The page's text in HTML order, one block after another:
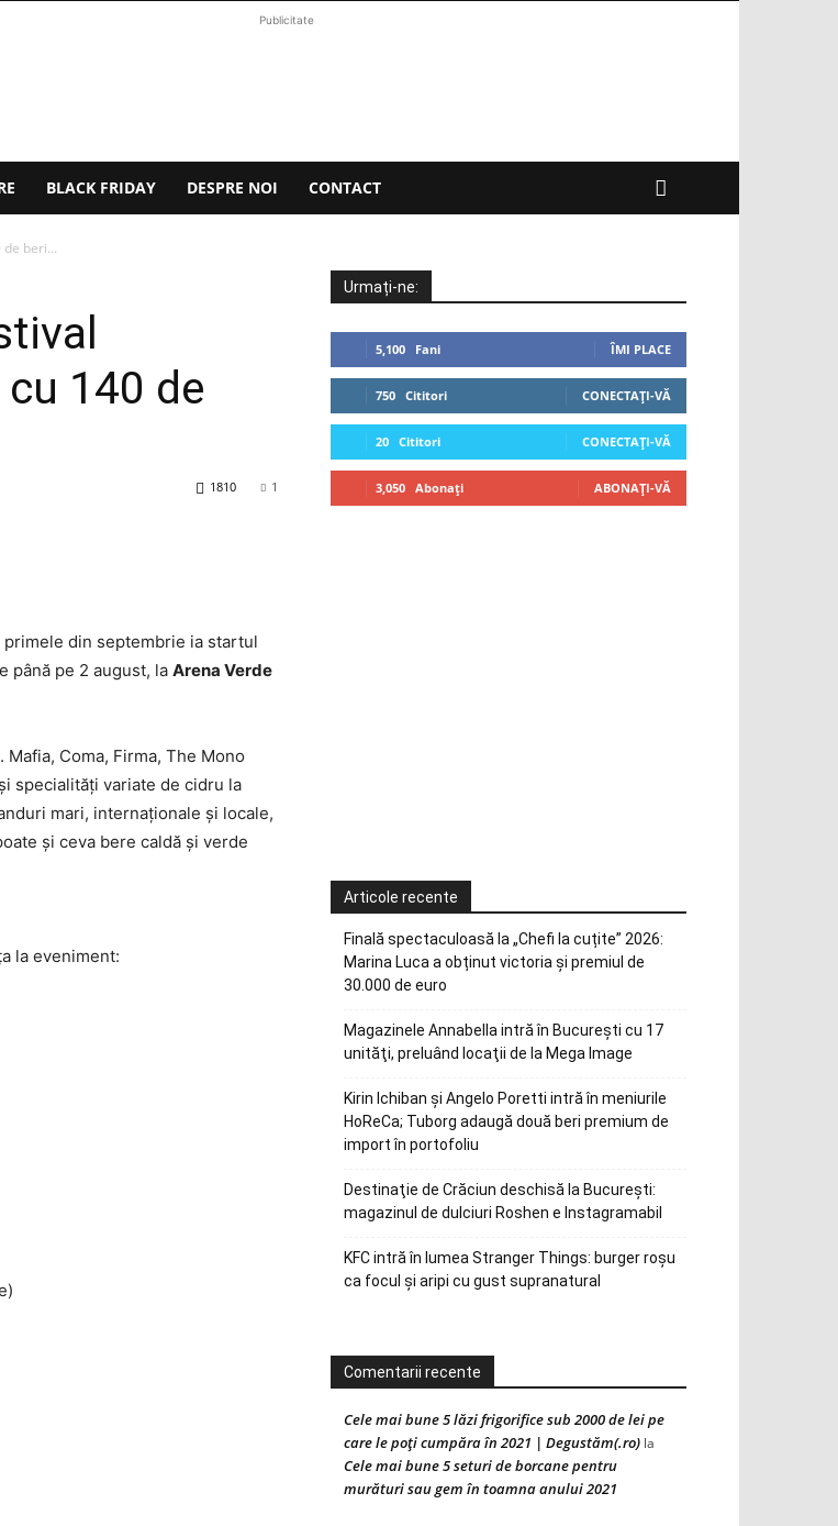
Publicitate
BLACK FRIDAY DESPRE NOI CONTACT
beri...
140 de
1
1810
din septembrie ia startul
până pe 2 august, la Arena Verde
Coma, Firma, The Mono
specialităţi variate de cidru la
mari, internaţionale şi locale,
şi ceva bere caldă şi verde
la eveniment:
Urmați-ne:
5,100 Fani ÎMI PLACE
750 Cititori CONECTAȚI-VĂ
20 Cititori CONECTAȚI-VĂ
3,050 Abonați ABONAȚI-VĂ
Articole recente
Finală spectaculoasă la „Chefi la cuțite” 2026:
Marina Luca a obținut victoria și premiul de
30.000 de euro
Magazinele Annabella intră în Bucureşti cu 17
unităţi, preluând locaţii de la Mega Image
Kirin Ichiban și Angelo Poretti intră în meniurile
HoReCa; Tuborg adaugă două beri premium de
import în portofoliu
Destinaţie de Crăciun deschisă la Bucureşti:
magazinul de dulciuri Roshen e Instagramabil
KFC intră în lumea Stranger Things: burger roșu
ca focul și aripi cu gust supranatural
Comentarii recente
Cele mai bune 5 lăzi frigorifice sub 2000 de lei pe
care le poți cumpăra în 2021 | Degustăm(.ro) la
Cele mai bune 5 seturi de borcane pentru
murături sau gem în toamna anului 2021